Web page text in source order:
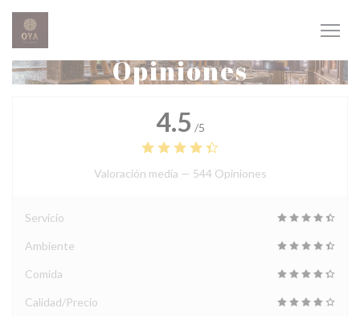
Personalización de sus opciones de cookies
Opiniones
4.5 /5
Valoración media — 544 Opiniones
Servicio
Ambiente
Comida
Calidad/Precio